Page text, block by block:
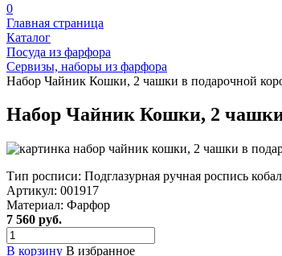
0
Главная страница
Каталог
Посуда из фарфора
Сервизы, наборы из фарфора
Набор Чайник Кошки, 2 чашки в подарочной
Набор Чайник Кошки, 2 чашки
Тип росписи: Подглазурная ручная роспись
Артикул: 001917
Материал: Фарфор
7 560 руб.
В корзину В избранное